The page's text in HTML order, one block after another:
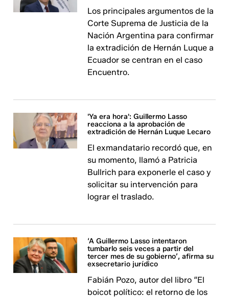
Los principales argumentos de la
Corte Suprema de Justicia de la
Nación Argentina para confirmar
la extradición de Hernán Luque a
Ecuador se centran en el caso
Encuentro.
'Ya era hora': Guillermo Lasso
reacciona a la aprobación de
extradición de Hernán Luque Lecaro
El exmandatario recordó que, en
su momento, llamó a Patricia
Bullrich para exponerle el caso y
solicitar su intervención para
lograr el traslado.
‘A Guillermo Lasso intentaron
tumbarlo seis veces a partir del
tercer mes de su gobierno’, afirma su
exsecretario jurídico
Fabián Pozo, autor del libro “El
boicot político: el retorno de los